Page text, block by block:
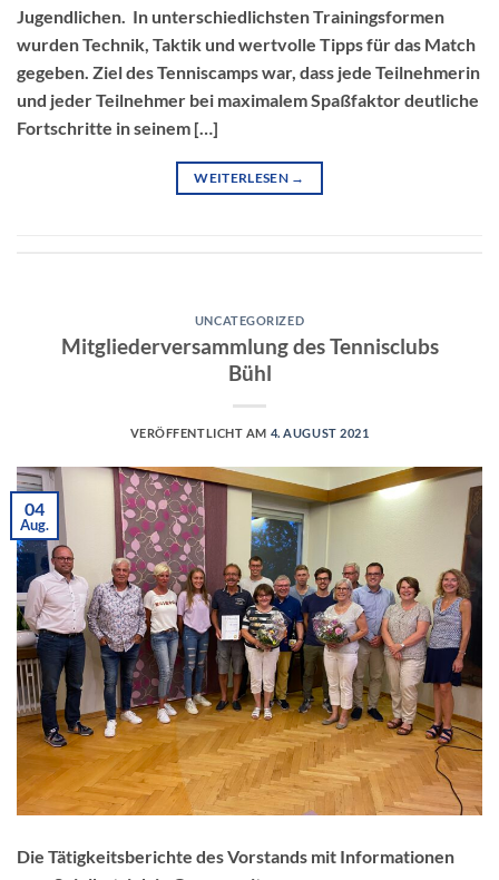
Jugendlichen. In unterschiedlichsten Trainingsformen
wurden Technik, Taktik und wertvolle Tipps für das Match
gegeben. Ziel des Tenniscamps war, dass jede Teilnehmerin
und jeder Teilnehmer bei maximalem Spaßfaktor deutliche
Fortschritte in seinem […]
WEITERLESEN →
UNCATEGORIZED
Mitgliederversammlung des Tennisclubs
Bühl
VERÖFFENTLICHT AM 4. AUGUST 2021
04
Aug.
Die Tätigkeitsberichte des Vorstands mit Informationen